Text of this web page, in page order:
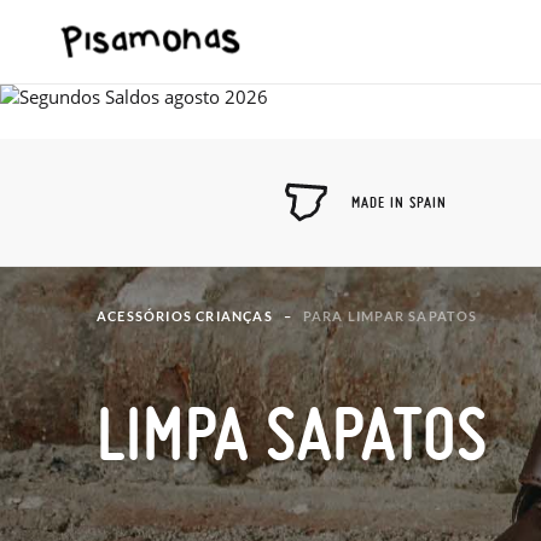
MADE IN SPAIN
ACESSÓRIOS CRIANÇAS PARA LIMPAR SAPATOS
LIMPA SAPATOS